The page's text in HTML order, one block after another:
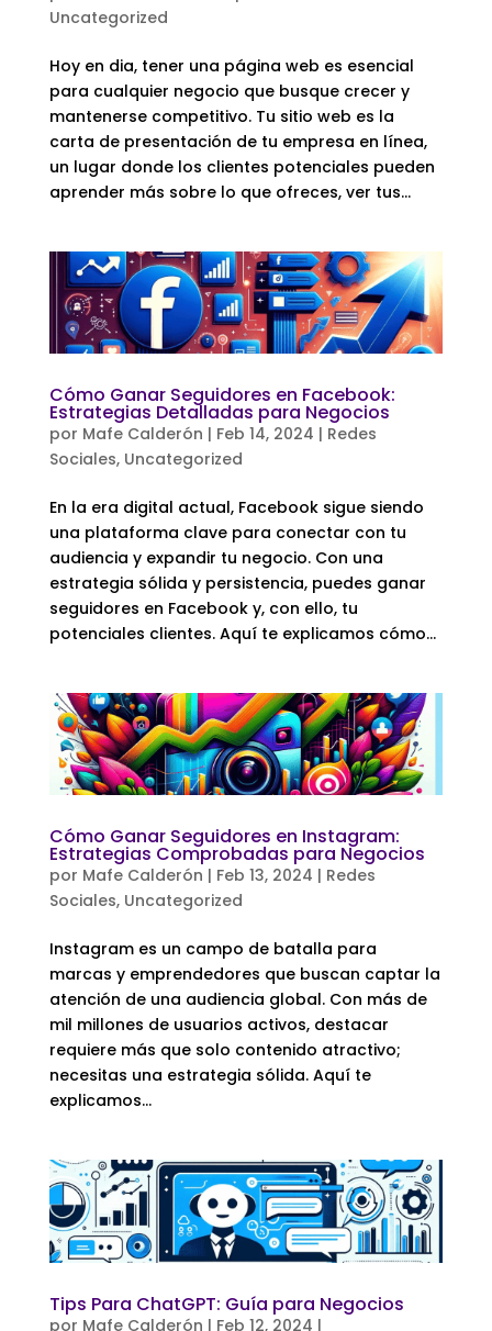
Uncategorized
Hoy en dia, tener una página web es esencial
para cualquier negocio que busque crecer y
mantenerse competitivo. Tu sitio web es la
carta de presentación de tu empresa en línea,
un lugar donde los clientes potenciales pueden
aprender más sobre lo que ofreces, ver tus...
Cómo Ganar Seguidores en Facebook:
Estrategias Detalladas para Negocios
por Mafe Calderón | Feb 14, 2024 | Redes
Sociales, Uncategorized
En la era digital actual, Facebook sigue siendo
una plataforma clave para conectar con tu
audiencia y expandir tu negocio. Con una
estrategia sólida y persistencia, puedes ganar
seguidores en Facebook y, con ello, tu
potenciales clientes. Aquí te explicamos cómo...
Cómo Ganar Seguidores en Instagram:
Estrategias Comprobadas para Negocios
por Mafe Calderón | Feb 13, 2024 | Redes
Sociales, Uncategorized
Instagram es un campo de batalla para
marcas y emprendedores que buscan captar la
atención de una audiencia global. Con más de
mil millones de usuarios activos, destacar
requiere más que solo contenido atractivo;
necesitas una estrategia sólida. Aquí te
explicamos...
Tips Para ChatGPT: Guía para Negocios
por Mafe Calderón | Feb 12, 2024 |